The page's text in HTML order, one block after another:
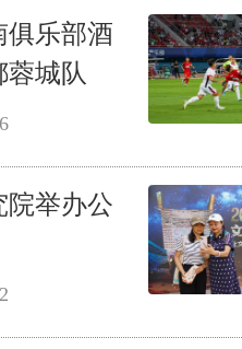
俱乐部酒
蓉城队
院举办公